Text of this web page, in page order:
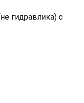
гидравлика) с